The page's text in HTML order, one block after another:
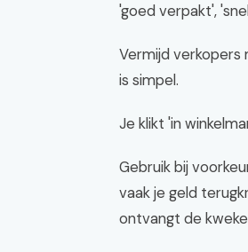
'goed verpakt',
Vermijd verkopers
is simpel.
Je klikt 'in
Gebruik bij
vaak je geld
ontvangt de